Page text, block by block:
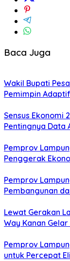
Baca Juga
Wakil Bupati
Pemimpin
Sensus Ekonomi
Pentingnya Data
Pemprov
Penggerak
Pemprov
Pembangunan
Lewat Gerakan
Way Kanan
Pemprov
untuk Percepat